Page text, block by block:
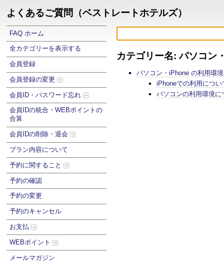
よくあるご質問（ベストレートホテルズ）
FAQ ホーム
全カテゴリーを表示する
会員登録
会員登録の変更
会員ID・パスワード忘れ
会員IDの統合・WEBポイントの
合算
会員IDの削除・退会
プラン内容について
予約に関すること
予約の確認
予約の変更
予約のキャンセル
お支払
WEBポイント
メールマガジン
カテゴリー名: パソコン
パソコン・iPhone の利用環
iPhoneでの利用につい
パソコンの利用環境に